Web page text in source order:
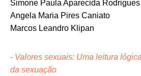
Simone Paula Aparecida Rodrigues
Angela Maria Pires Caniato
Marcos Leandro Klipan
- Valores sexuais: Uma leitura
da sexuação